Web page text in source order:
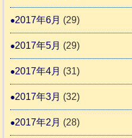
2017年6月 (29)
2017年5月 (29)
2017年4月 (31)
2017年3月 (32)
2017年2月 (28)